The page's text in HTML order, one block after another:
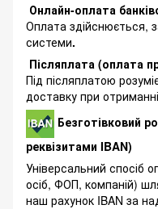
Онлайн-оплата
Оплата здійснюється,
системи.
Післяплата (оплата
Під післяплатою
доставку при
Безготівковий
реквізитами IBAN)
Універсальний спосіб
осіб, ФОП, компаній)
наш рахунок IBAN за